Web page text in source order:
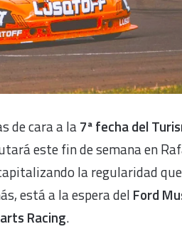
de cara a la7ª fecha del
este fin de semana en
la regularidad
está a la espera del Ford
Racing.